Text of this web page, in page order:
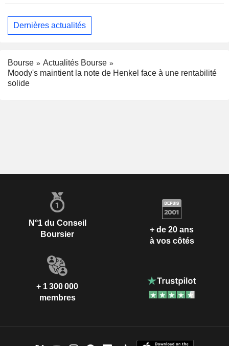
Dernières actualités
Bourse
Actualités Bourse
Moody's maintient la note de Henkel face à une rentabilité
solide
N°1 du Conseil
Boursier
+ de 20 ans
à vos côtés
+ 1 300 000
membres